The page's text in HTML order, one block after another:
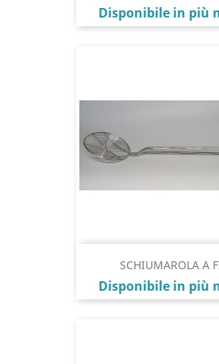
Prezzo
Disponibile in più
SCHIUMAROLA A
Prezzo
Disponibile in più